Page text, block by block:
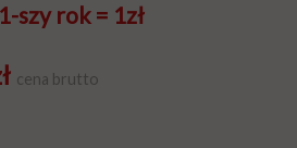
szy rok = 1zł
cena brutto